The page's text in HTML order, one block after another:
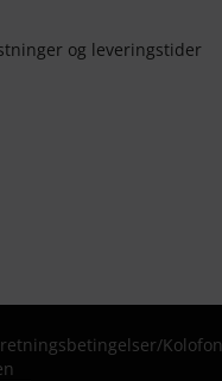
og leveringstider
/Kolofon